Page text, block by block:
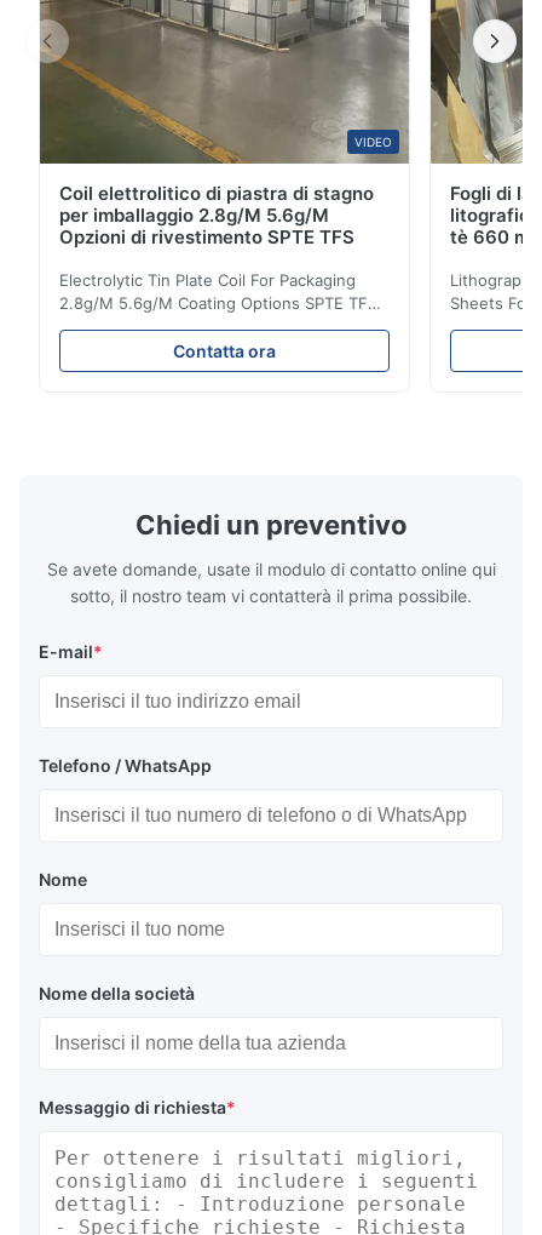
VIDEO
Coil elettrolitico di piastra di stagno
per imballaggio 2.8g/M 5.6g/M
Opzioni di rivestimento SPTE TFS
Electrolytic Tin Plate Coil For Packaging
2.8g/M 5.6g/M Coating Options SPTE TFS
Electrolytic Tin Plate Coil for Packaging -
2.8/2.8 & 5.6/5.6g/m Coating Options SPTE
TFS Electrolytic Tin Plate (ETP) represents
robust and adaptable. Engineered
specifically for
Contatta ora
Fogli di
tè 660
Sheets For
929mm
packaging
Chiedi un preventivo
Se avete domande, usate il modulo di contatto online qui
sotto, il nostro team vi contatterà il prima possibile.
E-mail*
Telefono / WhatsApp
Nome
Nome della società
Messaggio di richiesta*